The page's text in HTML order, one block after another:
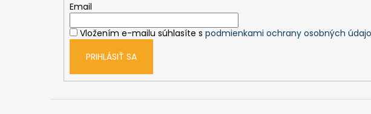
Email
Vložením e-mailu súhlasíte s podmienkami ochrany osobných
PRIHLÁSIŤ SA